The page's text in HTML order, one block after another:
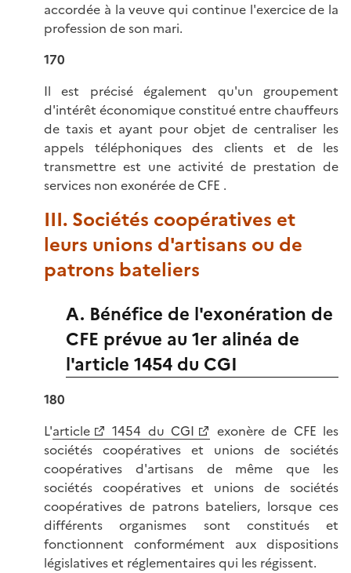
accordée à la veuve qui continue l'exercice de la
profession de son mari.
170
Il est précisé également qu'un groupement
d'intérêt économique constitué entre chauffeurs
de taxis et ayant pour objet de centraliser les
appels téléphoniques des clients et de les
transmettre est une activité de prestation de
services non exonérée de CFE .
III. Sociétés coopératives et
leurs unions d'artisans ou de
patrons bateliers
A. Bénéfice de l'exonération de
CFE prévue au 1er alinéa de
l'article 1454 du CGI
180
L'article 1454 du CGI
exonère de CFE les
sociétés coopératives et unions de sociétés
coopératives d'artisans de même que les
sociétés coopératives et unions de sociétés
coopératives de patrons bateliers, lorsque ces
différents organismes sont constitués et
fonctionnent conformément aux dispositions
législatives et réglementaires qui les régissent.